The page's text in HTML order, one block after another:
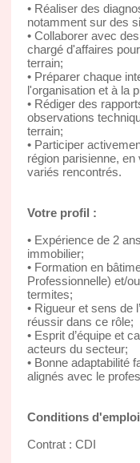
• Réaliser des
notamment sur des
• Collaborer avec
chargé d'affaires
terrain;
• Préparer chaque
l'organisation et à la
• Rédiger des
observations
terrain;
• Participer
région parisienne,
variés rencontrés.
Votre profil :
• Expérience de 2
immobilier;
• Formation en
Professionnelle) et/
termites;
• Rigueur et sens de
réussir dans ce rôle;
• Esprit d’équipe et
acteurs du secteur;
• Bonne adaptabilité
alignés avec le
Conditions
Contrat : CDI